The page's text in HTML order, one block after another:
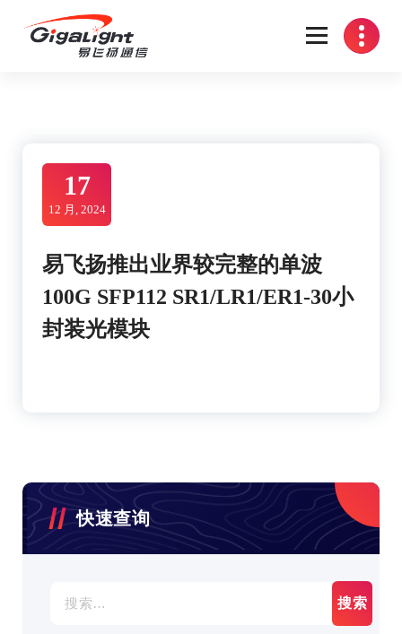
17
12 月, 2024
易飞扬推出业界较完整的单波
100G SFP112 SR1/LR1/ER1-30小
封装光模块
快速查询
索：